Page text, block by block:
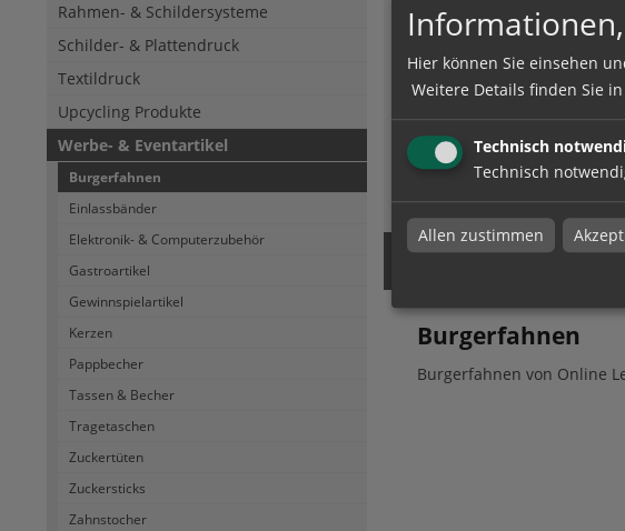
Rahmen- & Schildersysteme
Schilder- & Plattendruck
Textildruck
Upcycling Produkte
Werbe- & Eventartikel
Burgerfahnen
Einlassbänder
Elektronik- & Computerzubehör
Gastroartikel
Gewinnspielartikel
Kerzen
Pappbecher
Tassen & Becher
Tragetaschen
Zuckertüten
Zuckersticks
Zahnstocher
Burgerfahnen | ca. 15
beidseitig bedruckt
zum Artikel
Burgerfahnen
Burgerfahnen von Online
Hier können Sie einsehen
Weitere Details finden Sie
Technisch
Technisch
Allen zustimmen